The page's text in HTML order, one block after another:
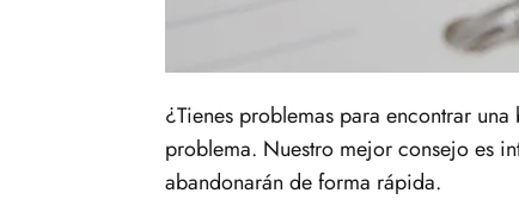
¿Tienes problemas para encontrar
problema. Nuestro mejor consejo es
abandonarán de forma rápida.